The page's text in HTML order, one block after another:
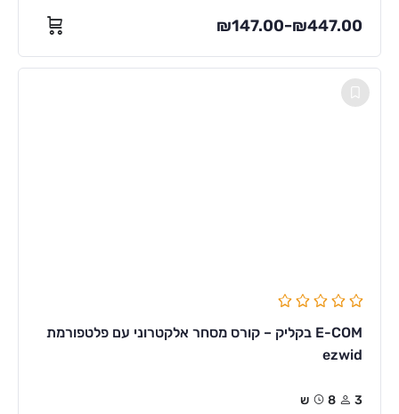
₪147.00–₪447.00
E-COM בקליק – קורס מסחר אלקטרוני עם פלטפורמת
ezwid
3 8ש